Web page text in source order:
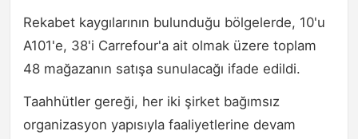
Rekabet kaygılarının bulunduğu bölgelerde, 10'u
A101'e, 38'i Carrefour'a ait olmak üzere toplam
48 mağazanın satışa sunulacağı ifade edildi.
Taahhütler gereği, her iki şirket bağımsız
organizasyon yapısıyla faaliyetlerine devam